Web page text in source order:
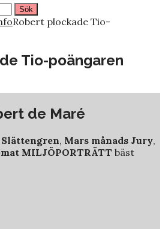
Robert plockade Tio-
Tio-poängaren
de Maré
Slättengren, Mars månads Jury,
MILJÖPORTRÄTT bäst